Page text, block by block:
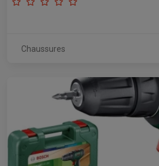
Chaussures